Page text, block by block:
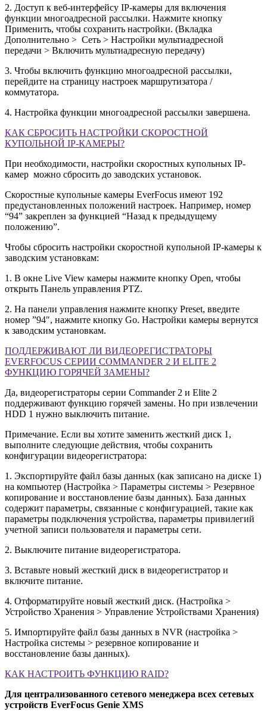
2. Доступ к веб-интерфейсу IP-камеры для включения
функции многоадресной рассылки. Нажмите кнопку
Применить, чтобы сохранить настройки. (Вкладка
Дополнительно > Сеть > Настройки мультиадресной
передачи > Включить мультиадресную передачу)
3. Чтобы включить функцию многоадресной рассылки,
перейдите на страницу настроек маршрутизатора /
коммутатора.
4. Настройка функции многоадресной рассылки завершена.
КАК СБРОСИТЬ НАСТРОЙКИ СКОРОСТНОЙ
КУПОЛЬНОЙ IP-КАМЕРЫ?
При необходимости, настройки скоростных купольных IP-
камер можно сбросить до заводских установок.
Скоростные купольные камеры EverFocus имеют 192
предустановленных положений настроек. Например, номер
“94” закреплен за функцией “Назад к предыдущему
положению”.
Чтобы сбросить настройки скоростной купольной IP-камеры к
заводским установкам:
1. В окне Live View камеры нажмите кнопку Open, чтобы
открыть Панель управления PTZ.
2. На панели управления нажмите кнопку Preset, введите
номер ”94″, нажмите кнопку Go. Настройки камеры вернутся
к заводским установкам.
ПОДДЕРЖИВАЮТ ЛИ ВИДЕОРЕГИСТРАТОРЫ
EVERFOCUS СЕРИИ COMMANDER 2 И ELITE 2
ФУНКЦИЮ ГОРЯЧЕЙ ЗАМЕНЫ?
Да, видеорегистраторы серии Commander 2 и Elite 2
поддерживают функцию горячей замены. Но при извлечении
HDD 1 нужно выключить питание.
Примечание. Если вы хотите заменить жесткий диск 1,
выполните следующие действия, чтобы сохранить
конфигурации видеорегистратора:
1. Экспортируйте файл базы данных (как записано на диске 1)
на компьютер (Настройка > Параметры системы > Резервное
копирование и восстановление базы данных). База данных
содержит параметры, связанные с конфигурацией, такие как
параметры подключения устройства, параметры привилегий
учетной записи пользователя и параметры сети.
2. Выключите питание видеорегистратора.
3. Вставьте новый жесткий диск в видеорегистратор и
включите питание.
4. Отформатируйте новый жесткий диск. (Настройка >
Устройство Хранения > Управление Устройствами Хранения)
5. Импортируйте файл базы данных в NVR (настройка >
Настройка системы > резервное копирование и
восстановление базы данных).
КАК НАСТРОИТЬ ФУНКЦИЮ RAID?
Для централизованного сетевого менеджера всех сетевых
устройств EverFocus Genie XMS